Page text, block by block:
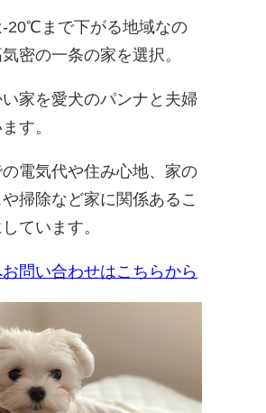
20℃まで下がる地域なの
密の一条の家を選択。
家を愛犬のパンナと夫婦
す。
電気代や住み心地、家の
掃除など家に関係あるこ
ています。
問い合わせはこちらから